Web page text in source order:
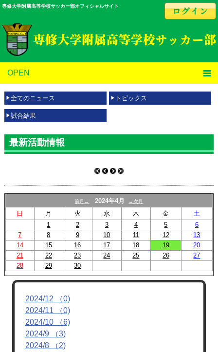
専修大学附属高等学校サッカー部オフィシャルサイト
OPEN
全てのニュース トピックス
試合結果
最新活動情報
前月← 2024年4月 →次月
日 月 火 水 木 金
土
1
2 3 4 5
6
7
8 9 10 11 12
13
14
15 16 17 18 19
20
21
22 23 24 25 26
27
28
29 30
2024/12 （0)
2024/11 （0)
2024/10 （6)
2024/9 （3)
2024/8 （2)